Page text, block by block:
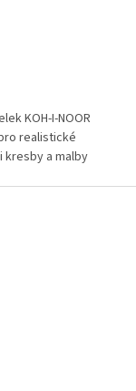
KOH-I-NOOR
realistické
kresby a malby